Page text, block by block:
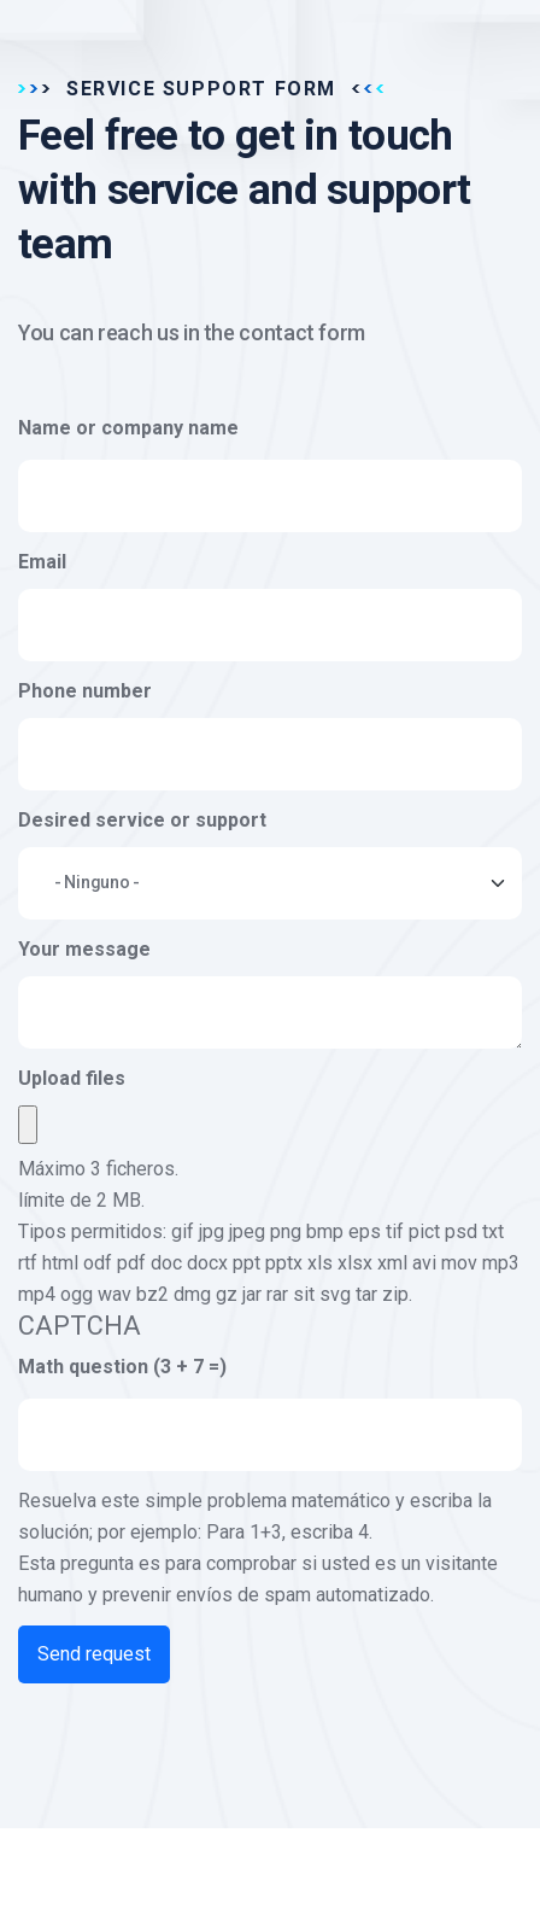
SERVICE SUPPORT FORM
Feel free to get in touch
with service and support
team
You can reach us in the contact form
Name or company name
Email
Phone number
Desired service or support
Your message
Upload files
Máximo 3 ficheros.
límite de 2 MB.
Tipos permitidos: gif jpg jpeg png bmp eps tif pict psd txt
rtf html odf pdf doc docx ppt pptx xls xlsx xml avi mov mp3
mp4 ogg wav bz2 dmg gz jar rar sit svg tar zip.
CAPTCHA
Math question (3 + 7 =)
Resuelva este simple problema matemático y escriba la
solución; por ejemplo: Para 1+3, escriba 4.
Esta pregunta es para comprobar si usted es un visitante
humano y prevenir envíos de spam automatizado.